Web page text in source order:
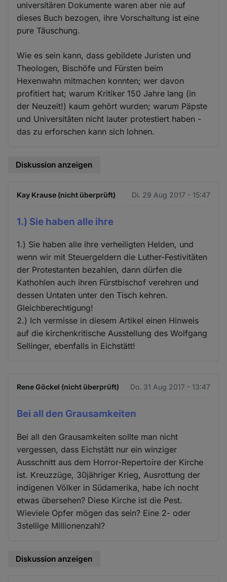
universitären Dokumente waren aber nie auf
dieses Buch bezogen, ihre Vorschaltung ist eine
pure Täuschung.
Wie es sein kann, dass gebildete Juristen und
Theologen, Bischöfe und Fürsten beim
Hexenwahn mitmachen konnten; wer davon
profitiert hat; warum Kritiker 150 Jahre lang (in
der Neuzeit!) kaum gehört wurden; warum Päpste
und Universitäten nicht lauter protestiert haben -
das zu erforschen kann sich lohnen.
Diskussion anzeigen
Kay Krause (nicht überprüft) Di. 29 Aug 2017 - 15:47
1.) Sie haben alle ihre
1.) Sie haben alle ihre verheiligten Helden, und
wenn wir mit Steuergeldern die Luther-Festivitäten
der Protestanten bezahlen, dann dürfen die
Kathohlen auch ihren Fürstbischof verehren und
dessen Untaten unter den Tisch kehren.
Gleichberechtigung!
2.) Ich vermisse in diesem Artikel einen Hinweis
auf die kirchenkritische Ausstellung des Wolfgang
Sellinger, ebenfalls in Eichstätt!
Rene Göckel (nicht überprüft) Do. 31 Aug 2017 - 13:47
Bei all den Grausamkeiten
Bei all den Grausamkeiten sollte man nicht
vergessen, dass Eichstätt nur ein winziger
Ausschnitt aus dem Horror-Repertoire der Kirche
ist. Kreuzzüge, 30jähriger Krieg, Ausrottung der
indigenen Völker in Südamerika, habe ich nocht
etwas übersehen? Diese Kirche ist die Pest.
Wieviele Opfer mögen das sein? Eine 2- oder
3stellige Millionenzahl?
Diskussion anzeigen